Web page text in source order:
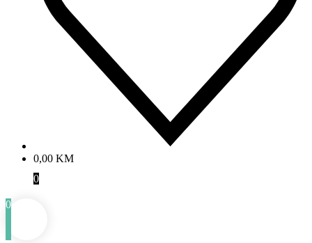
0,00 KM
0
0